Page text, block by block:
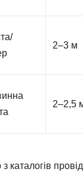
2–3 м
2–2,5
каталогів